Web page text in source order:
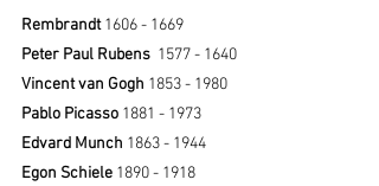
Rembrandt 1606 - 1669
Peter Paul Rubens 1577 - 1640
Vincent van Gogh 1853 - 1980
Pablo Picasso 1881 - 1973
Edvard Munch 1863 - 1944
Egon Schiele 1890 - 1918